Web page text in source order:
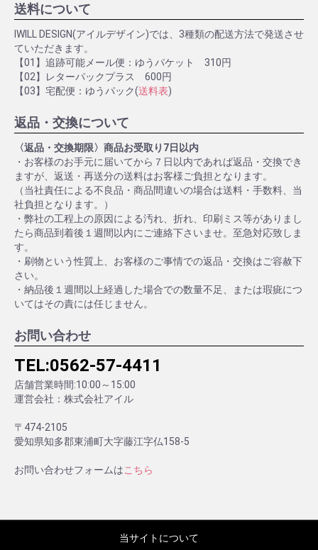
送料について
IWILL DESIGN(アイルデザイン)では、3種類の配送方法で発送させ
ていただきます。
【01】追跡可能メール便：ゆうパケット 310円
【02】レターパックプラス 600円
【03】宅配便：ゆうパック(送料表)
返品・交換について
〈返品・交換期限〉商品お受取り7日以内
・お客様のお手元に届いてから７日以内であれば返品・交換でき
ますが、返送・再送分の送料はお客様ご負担となります。
（当社責任による不良品・商品間違いの場合は送料・手数料、当
社負担となります。）
・弊社の工程上の原因による汚れ、折れ、印刷ミス等がありまし
たら商品到着後１週間以内にご連絡下さいませ。至急対応致しま
す。
・刷物という性質上、お客様のご事情での返品・交換はご容赦下
さい。
・納品後１週間以上経過した場合での数量不足、または瑕疵につ
いてはその責には任じません。
お問い合わせ
TEL:0562-57-4411
店舗営業時間:10:00～15:00
運営会社：株式会社アイル
〒474-2105
愛知県知多郡東浦町大字藤江字仏158-5
お問い合わせフォームはこちら
当サイトについて